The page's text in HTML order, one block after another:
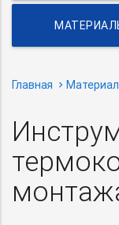
Главная